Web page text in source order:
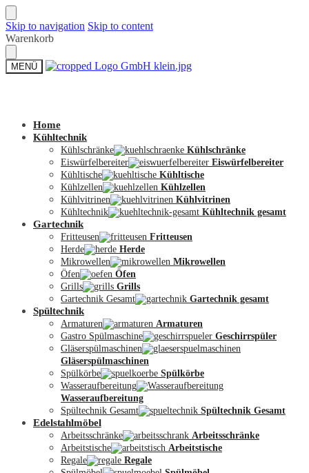
Skip to navigation Skip to content
Warenkorb
MENÜ
Zum Shop
Kontakt
Home
Kühltechnik
Kühlschränke
Kühlschränke
Eiswürfelbereiter
Eiswürfelbereiter
Kühltische
Kühltische
Kühlzellen
Kühlzellen
Kühlvitrinen
Kühlvitrinen
Kühltechnik
Kühltechnik gesamt
Gartechnik
Fritteusen
Fritteusen
Herde
Herde
Mikrowellen
Mikrowellen
Öfen
Öfen
Grills
Grills
Gartechnik Gesamt
Gartechnik gesamt
Spültechnik
Armaturen
Armaturen
Gastro Spülmaschine
Geschirrspüler
Gläserspülmaschinen
Gläserspülmaschinen
Spülkörbe
Spülkörbe
Wasseraufbereitung
Wasseraufbereitung
Spültechnik Gesamt
Spültechnik Gesamt
Edelstahlmöbel
Arbeitsschränke
Arbeitsschränke
Arbeitstische
Arbeitstische
Regale
Regale